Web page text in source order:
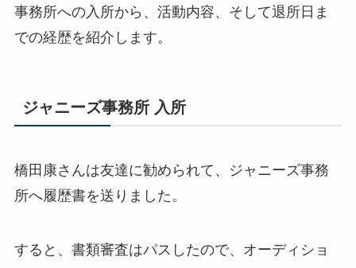
事務所への入所から、活動内容、そして退所日ま
での経歴を紹介します。
ジャニーズ事務所 入所
橋田康さんは友達に勧められて、ジャニーズ事務
所へ履歴書を送りました。
すると、書類審査はパスしたので、オーディショ